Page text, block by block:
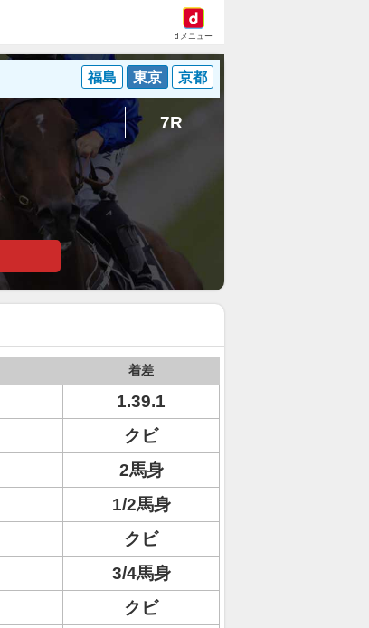
dメニュー
福島 東京 京都
7R
着差
1.39.1
クビ
2馬身
1/2馬身
クビ
3/4馬身
クビ